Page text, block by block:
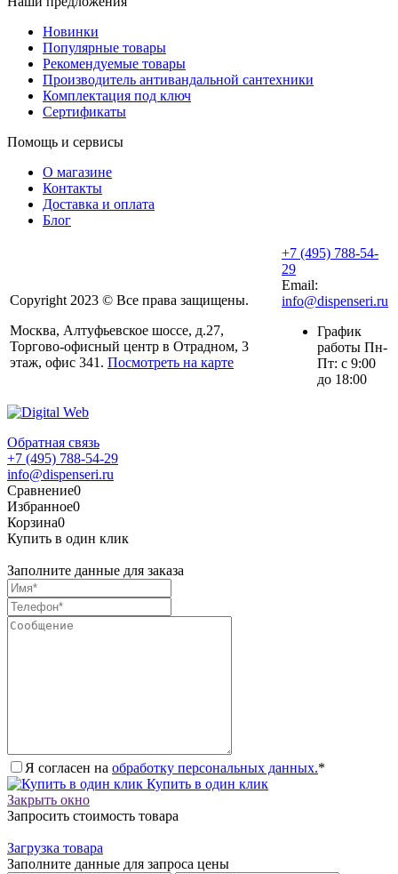
Новинки
Популярные товары
Рекомендуемые товары
Производитель антивандальной сантехники
Комплектация под ключ
Сертификаты
Помощь и сервисы
О магазине
Контакты
Доставка и оплата
Блог
Copyright 2023 © Все права защищены.
Москва, Алтуфьевское шоссе, д.27,
Торгово-офисный центр в Отрадном, 3
этаж, офис 341. Посмотреть на карте
+7 (495) 788-54-
29
Email:
info@dispenseri.ru
График
работы Пн-
Пт: с 9:00
до 18:00
Обратная связь
+7 (495) 788-54-29
info@dispenseri.ru
Сравнение0
Избранное0
Корзина0
Купить в один клик
Заполните данные для заказа
Я согласен на обработку персональных данных.*
Купить в один клик
Закрыть окно
Запросить стоимость товара
Загрузка товара
Заполните данные для запроса цены